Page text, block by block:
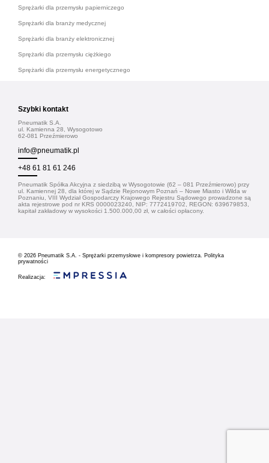
Sprężarki dla przemysłu papierniczego
Sprężarki dla branży medycznej
Sprężarki dla branży elektronicznej
Sprężarki dla przemysłu ciężkiego
Sprężarki dla przemysłu energetycznego
Szybki kontakt
Pneumatik S.A.
ul. Kamienna 28, Wysogotowo
62-081 Przeźmierowo
info@pneumatik.pl
+48 61 81 61 246
Pneumatik Spółka Akcyjna z siedzibą w Wysogotowie (62 – 081 Przeźmierowo) przy
ul. Kamiennej 28, dla której w Sądzie Rejonowym Poznań – Nowe Miasto i Wilda w
Poznaniu, VIII Wydział Gospodarczy Krajowego Rejestru Sądowego prowadzone są
akta rejestrowe pod nr KRS 0000023240, NIP: 7772419702, REGON: 639679853,
kapitał zakładowy w wysokości 1.500.000,00 zł, w całości opłacony.
© 2026 Pneumatik S.A. - Sprężarki przemysłowe i kompresory powietrza.
Polityka
prywatności
Realizacja: